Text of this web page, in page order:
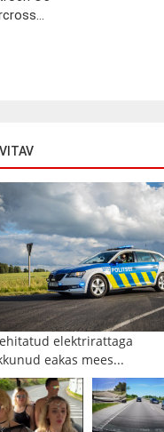
elektrirattaga
eakas mees...